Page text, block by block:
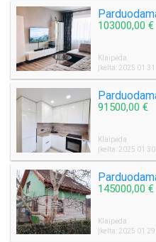
103000,00 €
Klaipėda
Įkelta: 2025 01 31
91500,00 €
Klaipėda
Įkelta: 2025 01 30
145000,00 €
Klaipėda
Įkelta: 2025 01 29